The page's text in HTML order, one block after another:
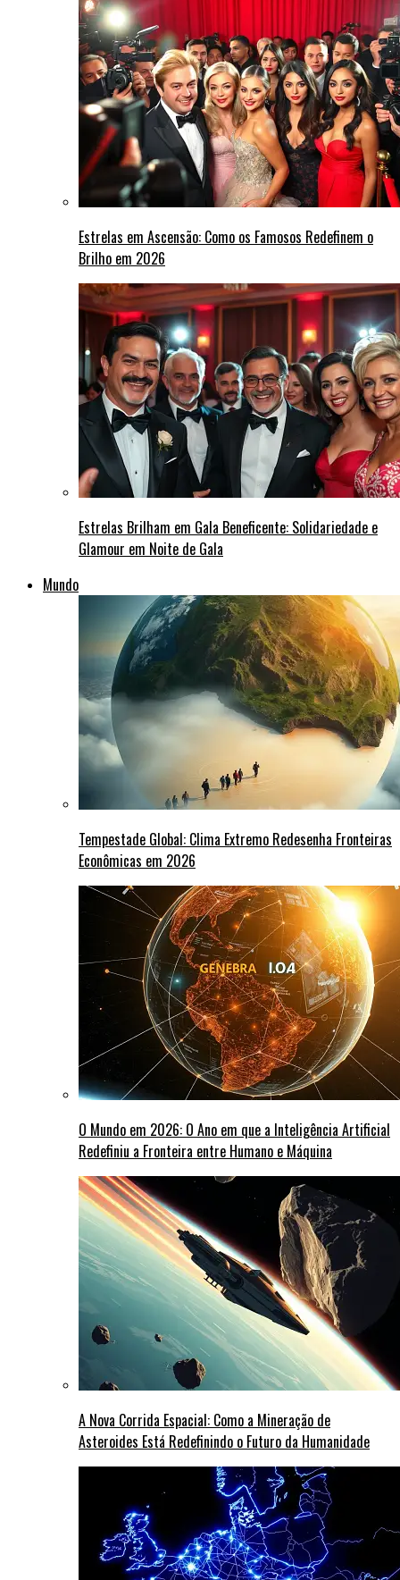
Estrelas em Ascensão: Como os Famosos Redefinem o
Brilho em 2026
Estrelas Brilham em Gala Beneficente: Solidariedade e
Glamour em Noite de Gala
Mundo
Tempestade Global: Clima Extremo Redesenha Fronteiras
Econômicas em 2026
O Mundo em 2026: O Ano em que a Inteligência Artificial
Redefiniu a Fronteira entre Humano e Máquina
A Nova Corrida Espacial: Como a Mineração de
Asteroides Está Redefinindo o Futuro da Humanidade